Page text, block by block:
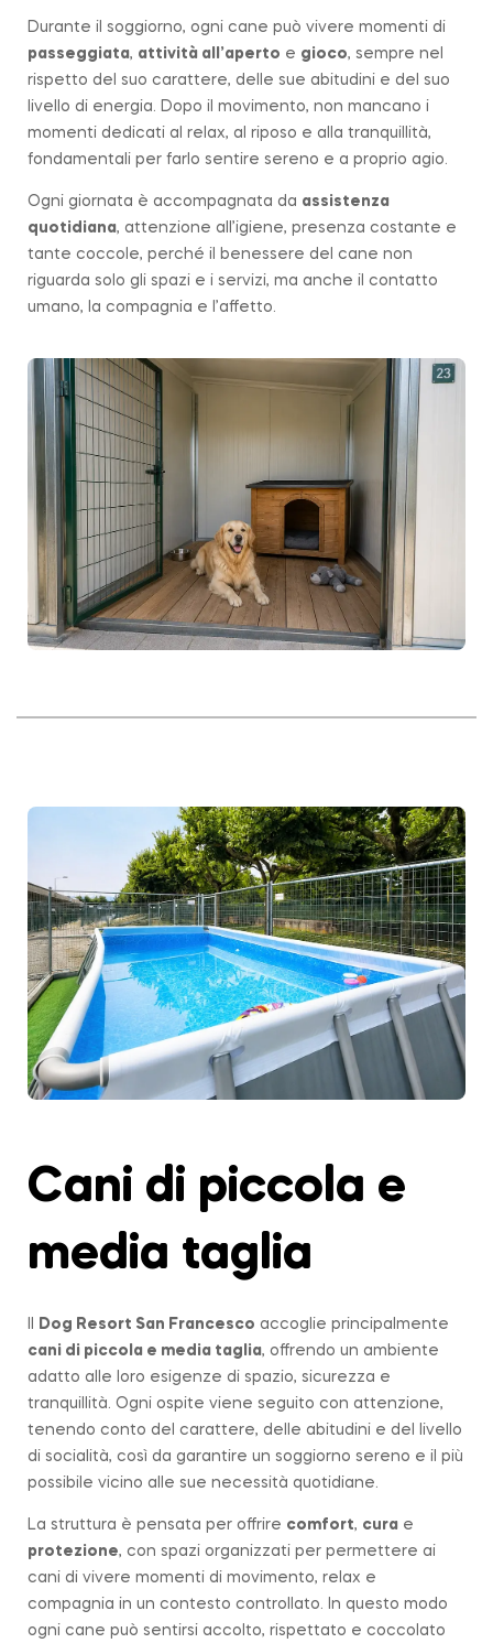
Durante il soggiorno, ogni cane può vivere momenti di
passeggiata, attività all’aperto e gioco, sempre nel
rispetto del suo carattere, delle sue abitudini e del suo
livello di energia. Dopo il movimento, non mancano i
momenti dedicati al relax, al riposo e alla tranquillità,
fondamentali per farlo sentire sereno e a proprio agio.
Ogni giornata è accompagnata da assistenza
quotidiana, attenzione all’igiene, presenza costante e
tante coccole, perché il benessere del cane non
riguarda solo gli spazi e i servizi, ma anche il contatto
umano, la compagnia e l’affetto.
Cani di piccola e
media taglia
Dog Resort San Francesco accoglie principalmente
cani di piccola e media taglia, offrendo un ambiente
adatto alle loro esigenze di spazio, sicurezza e
tranquillità. Ogni ospite viene seguito con attenzione,
tenendo conto del carattere, delle abitudini e del livello
di socialità, così da garantire un soggiorno sereno e il più
possibile vicino alle sue necessità quotidiane.
La struttura è pensata per offrire comfort, cura e
protezione, con spazi organizzati per permettere ai
cani di vivere momenti di movimento, relax e
compagnia in un contesto controllato. In questo modo
ogni cane può sentirsi accolto, rispettato e coccolato